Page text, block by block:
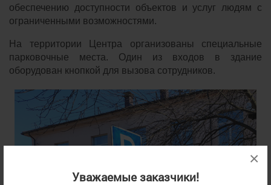
Уважаемые заказчики!
×
обеспечению доступности объектов и услуг людям с
ограниченными возможностями.
На территории Центра организованы специальные
парковочные места. Один из входов в здание
оборудован кнопкой для вызова сотрудников.